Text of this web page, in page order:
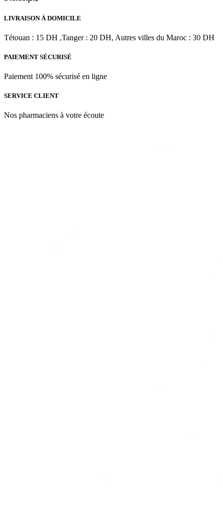
|
ml
LIVRAISON À DOMICILE
Tétouan : 15 DH ,Tanger : 20 DH, Autres villes du Maroc : 30 DH
PAIEMENT SÉCURISÉ
Paiement 100% sécurisé en ligne
SERVICE CLIENT
Nos pharmaciens à votre écoute